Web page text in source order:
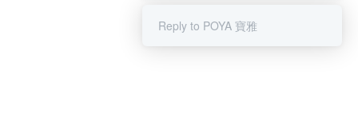
Reply to POYA 寶雅